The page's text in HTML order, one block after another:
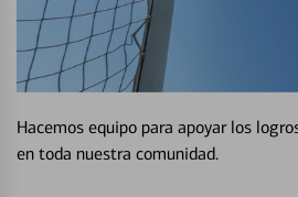
Hacemos equipo para apoyar los
en toda nuestra comunidad.